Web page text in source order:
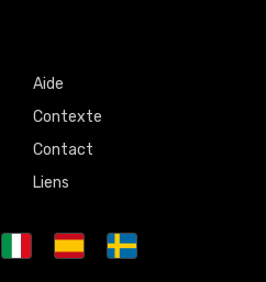
Aide
Contexte
Contact
Liens